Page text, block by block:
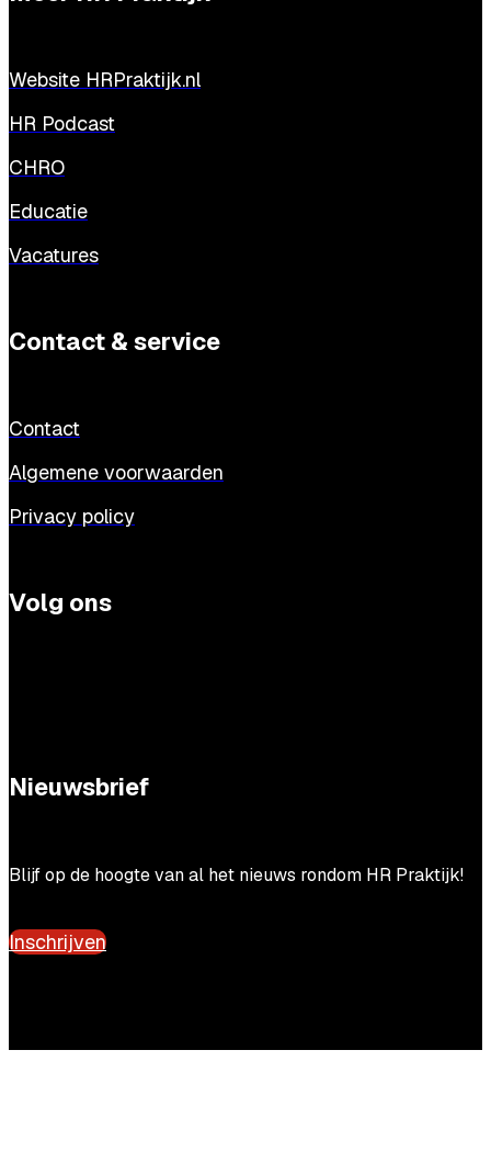
Website HRPraktijk.nl
HR Podcast
CHRO
Educatie
Vacatures
Contact & service
Contact
Algemene voorwaarden
Privacy policy
Volg ons
Nieuwsbrief
Blijf op de hoogte van al het nieuws rondom HR Praktijk!
Inschrijven